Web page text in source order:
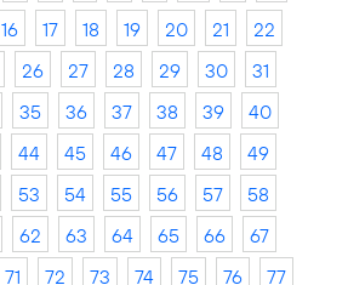
16 17 18 19 20 21
22
26 27 28 29 30
31
35 36 37 38 39
40
44 45 46 47 48
49
53 54 55 56 57
58
62 63 64 65 66
67
71 72 73 74 75 76 77